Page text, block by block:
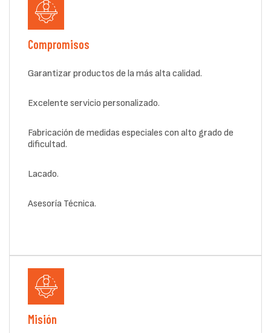
Compromisos
Garantizar productos de la más alta calidad.
Excelente servicio personalizado.
Fabricación de medidas especiales con alto grado de
dificultad.
Lacado.
Asesoría Técnica.
Misión